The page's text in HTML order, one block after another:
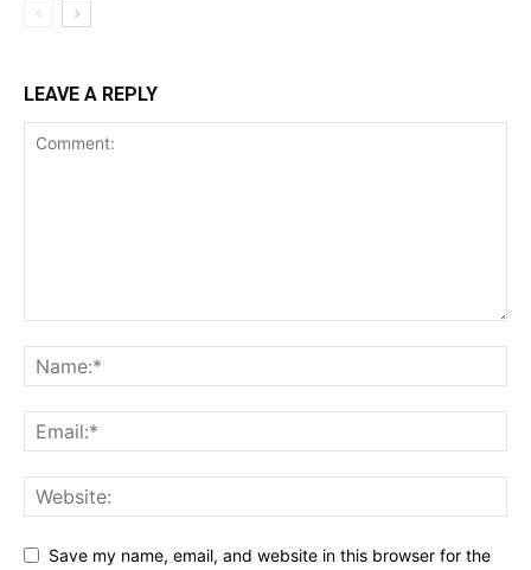
LEAVE A REPLY
Save my name, email, and website in this browser for the